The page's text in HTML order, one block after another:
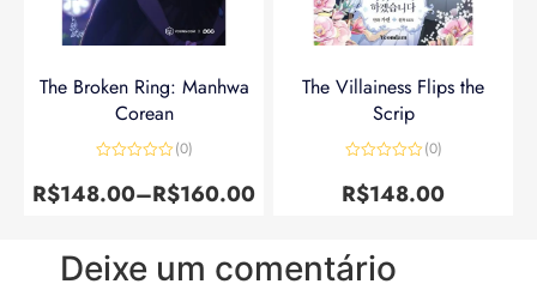
The Broken Ring: Manhwa
Corean
0
de
(0)
R$148.00–R$160.00
The Villainess Flips the
Scrip
0
de
(0)
R$148.00
Deixe um comentário